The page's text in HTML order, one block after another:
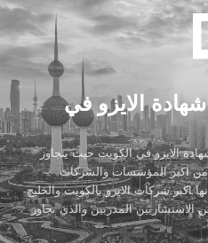
الايزو في
الايزو في الكويت حيث يتجاوز
من اكبر المؤسسات والشركات
اكبر شركات الايزو بالكويت والخليج
الاستشاريين المدربين والذي تجاوز